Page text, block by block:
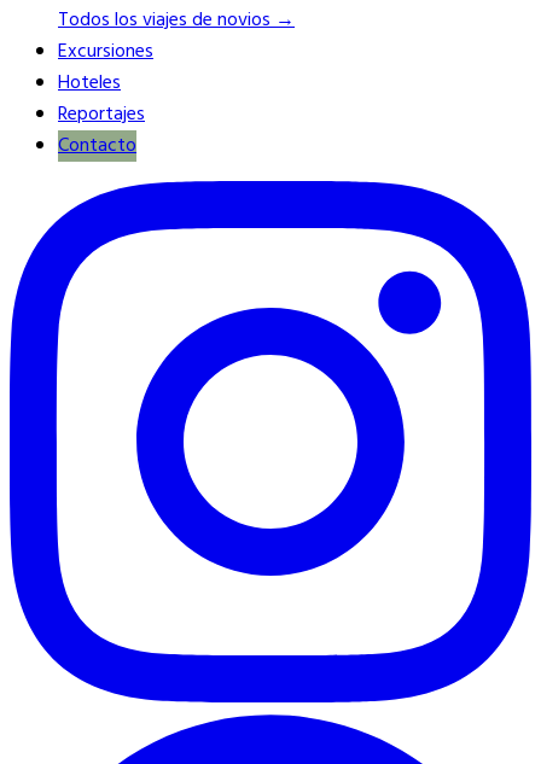
Todos los viajes de novios →
Excursiones
Hoteles
Reportajes
Contacto